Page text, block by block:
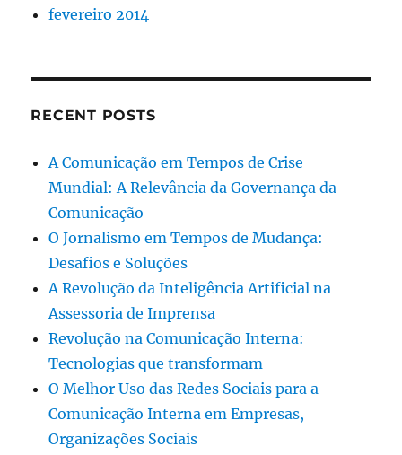
fevereiro 2014
RECENT POSTS
A Comunicação em Tempos de Crise
Mundial: A Relevância da Governança da
Comunicação
O Jornalismo em Tempos de Mudança:
Desafios e Soluções
A Revolução da Inteligência Artificial na
Assessoria de Imprensa
Revolução na Comunicação Interna:
Tecnologias que transformam
O Melhor Uso das Redes Sociais para a
Comunicação Interna em Empresas,
Organizações Sociais